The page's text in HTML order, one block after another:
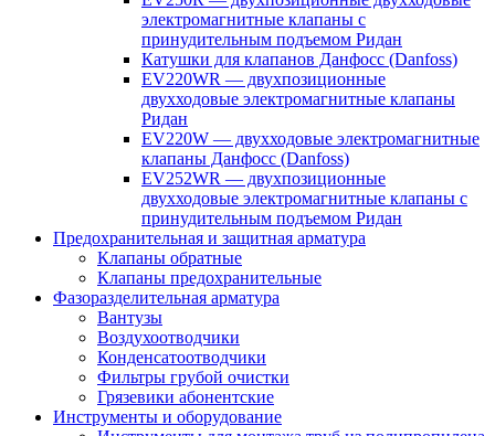
электромагнитные клапаны с
принудительным подъемом Ридан
Катушки для клапанов Данфосс (Danfoss)
EV220WR — двухпозиционные
двухходовые электромагнитные клапаны
Ридан
EV220W — двухходовые электромагнитные
клапаны Данфосс (Danfoss)
EV252WR — двухпозиционные
двухходовые электромагнитные клапаны с
принудительным подъемом Ридан
Предохранительная и защитная арматура
Клапаны обратные
Клапаны предохранительные
Фазоразделительная арматура
Вантузы
Воздухоотводчики
Конденсатоотводчики
Фильтры грубой очистки
Грязевики абонентские
Инструменты и оборудование